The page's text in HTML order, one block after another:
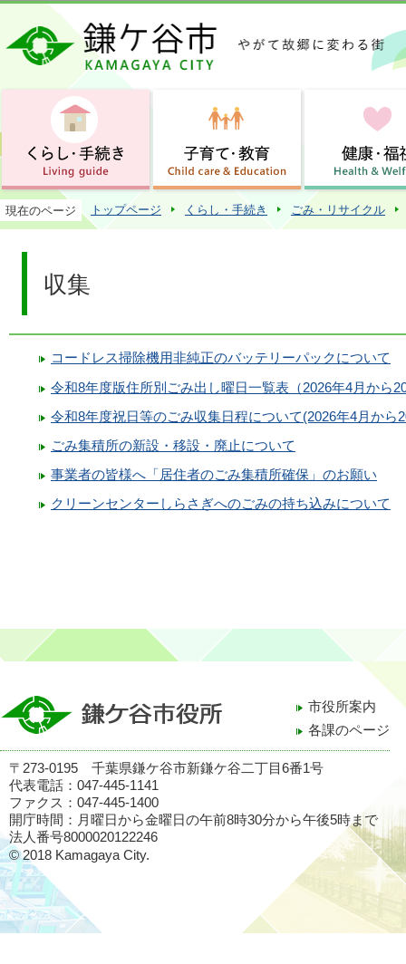
この
現在のページ トップページ くらし・手続き ごみ・リサイクル
収集
コードレス掃除機用非純正のバッテリーパックについて
令和8年度版住所別ごみ出し曜日一覧表（2026年4月から
令和8年度祝日等のごみ収集日程について(2026年4月から
ごみ集積所の新設・移設・廃止について
事業者の皆様へ「居住者のごみ集積所確保」のお願い
クリーンセンターしらさぎへのごみの持ち込みについて
市役所案内
各課のページ
〒273-0195 千葉県鎌ケ谷市新鎌ケ谷二丁目6番1号
代表電話：047-445-1141
ファクス：047-445-1400
開庁時間：月曜日から金曜日の午前8時30分から午後5時まで
法人番号8000020122246
© 2018 Kamagaya City.